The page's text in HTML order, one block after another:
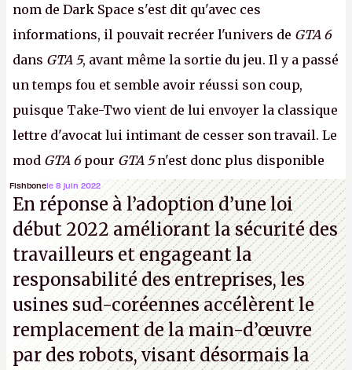
nom de Dark Space s'est dit qu'avec ces
informations, il pouvait recréer l'univers de GTA 6
dans GTA 5, avant même la sortie du jeu. Il y a passé
un temps fou et semble avoir réussi son coup,
puisque Take-Two vient de lui envoyer la classique
lettre d'avocat lui intimant de cesser son travail. Le
mod GTA 6pour GTA 5n'est donc plus disponible
au téléchargement. Vous pouvez encore en voir
quelques bribes surcette vidéo YouTube.A.
Fishbonele 8 juin 2022
En réponse à l’adoption d’une loi
début 2022 améliorant la sécurité des
travailleurs et engageant la
responsabilité des entreprises, les
usines sud-coréennes accélèrent le
remplacement de la main-d’œuvre
par des robots, visant désormais la